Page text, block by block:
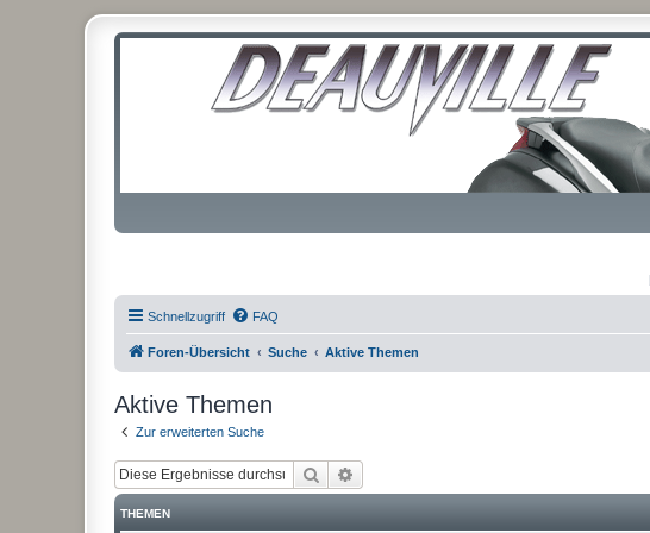
Schnellzugriff FAQ
Foren-Übersicht Suche Aktive Themen
Aktive Themen
Zur erweiterten Suche
Suche
THEMEN